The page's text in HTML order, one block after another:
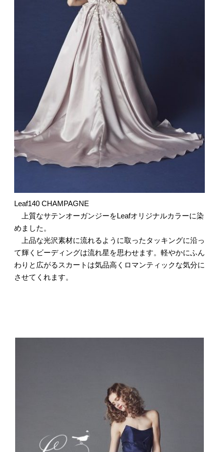
Leaf140 CHAMPAGNE
上質なサテンオーガンジーをLeafオリジナルカラーに染
めました。
上品な光沢素材に流れるように取ったタッキングに沿っ
て輝くビーディングは流れ星を思わせます。軽やかにふん
わりと広がるスカートは気品高くロマンティックな気分に
させてくれます。